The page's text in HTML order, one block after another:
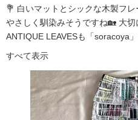
💐 白いマットとシックな木製フ
やさしく馴染みそうですね🏡 大切
ANTIQUE LEAVESも「soracoya
すべて表示